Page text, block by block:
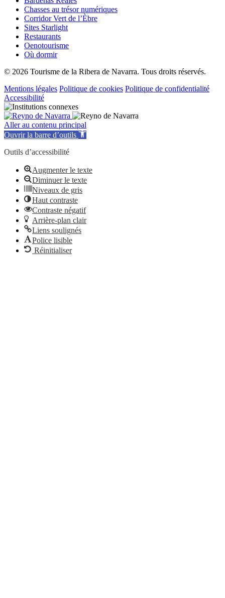
Chasses au trésor numériques
Corridor Vert de l’Èbre
Sites Starlight
Restaurants
Oenotourisme
Où dormir
© 2026 Tourisme de la Ribera de Navarra. Tous droits réservés.
Mentions légales Politique de cookies Politique de confidentialité
Accessibilité
Aller au contenu principal
Ouvrir la barre d’outils
Outils d’accessibilité
Augmenter le texte
Diminuer le texte
Niveaux de gris
Haut contraste
Contraste négatif
Arrière-plan clair
Liens soulignés
Police lisible
Réinitialiser